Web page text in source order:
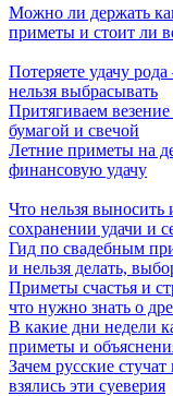
Можно ли держать
приметы и стоит ли
Потеряете удачу
нельзя выбрасывать
Притягиваем
бумагой и свечой
Летние приметы на
финансовую удачу
Что нельзя
сохранении удачи и
Гид по свадебным
и нельзя делать,
Приметы счастья и
что нужно знать о
В какие дни недели
приметы и
Зачем русские
взялись эти суеверия